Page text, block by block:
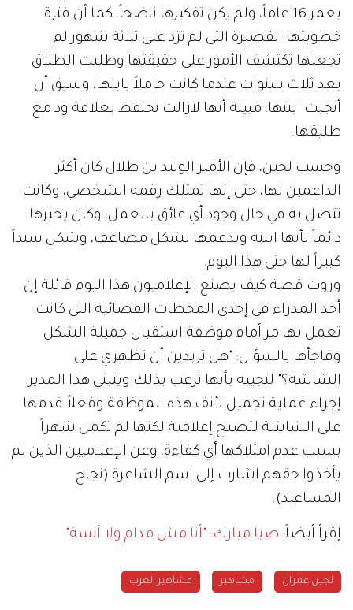
بعمر 16 عاماً، ولم يكن تفكيرها ناضحاً، كما أن فترة
خطوبتها القصيرة التي لم تزد على ثلاثة شهور لم
تجعلها تكتشف الأمور على حقيقتها وطلبت الطلاق
بعد ثلاث سنوات عندما كانت حاملاً بابنها، وسبق أن
أنجبت ابنتها، مبينة أنها لازالت تحتفظ بعلاقة ود مع
طليقها.
وحسب لجين، فإن الأمير الوليد بن طلال كان أكثر
الداعمين لها، حتى إنها تمتلك رقمه الشخصي، وكانت
تتصل به في حال وجود أي عائق بالعمل، وكان يخبرها
دائماً بأنها ابنته ويدعمها بشكل مضاعف، وشكل سنداً
كبيراً لها حتى هذا اليوم.
وروت قصة كيف يصنع الإعلاميون هذا اليوم قائلة إن
أحد المدراء في إحدى المحطات الفضائية التي كانت
تعمل بها مر أمام موظفة استقبال جميلة الشكل
وفاجأها بالسؤال: "هل تريدين أن تظهري على
الشاشة؟" لتجيبه بأنها ترغب بذلك ويتبنى هذا المدير
إجراء عملية تجميل لأنف هذه الموظفة وفعلاً قدمها
على الشاشة لتصبح إعلامية لكنها لم تكمل شهراً
بسبب عدم امتلاكها أي كفاءة، وعن الإعلاميين الذين لم
يأخذوا حقهم اشارت إلى اسم الشاعرة (نجاح
المساعيد).
إقرأ أيضاً: صبا مبارك: "أنا مش مدام ولا آنسة"
لجين عمران مشاهير مشاهير العرب